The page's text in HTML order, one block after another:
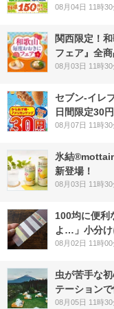
08月04日 11時30
関西限定！
フェア』全
08月03日 11時30
セブン‐イレ
日間限定30
08月07日 11時30
氷結
新登場！
08月03日 11時30
100均に便利
よ…」小分け
08月02日 11時00
虫が苦手な
テーション
08月05日 11時30